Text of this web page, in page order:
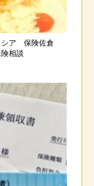
シア 保険佐倉
相談